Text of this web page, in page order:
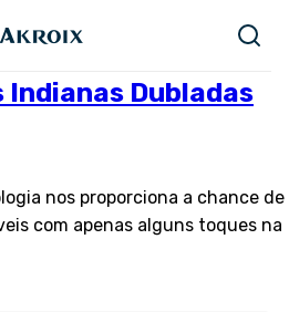
Dubladas
nos proporciona a chance de
com apenas alguns toques na